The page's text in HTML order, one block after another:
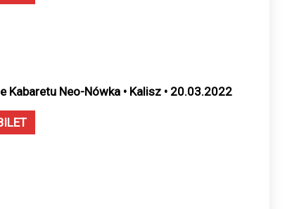
Kabaretu Neo-Nówka • Kalisz • 20.03.2022